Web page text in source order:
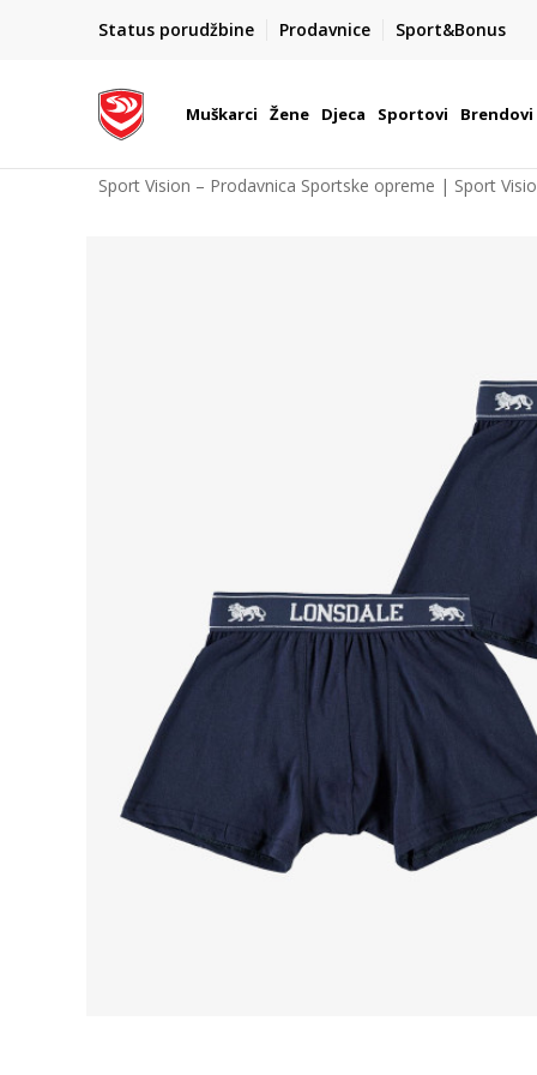
Status porudžbine Prodavnice Sport&Bonus
POZOVITE NAS NA : 055/490-400
Pon-Pet od 9h - 16h
Muškarci Žene Djeca Sportovi Brendovi
Sport Vision – Prodavnica Sportske opreme | Sport